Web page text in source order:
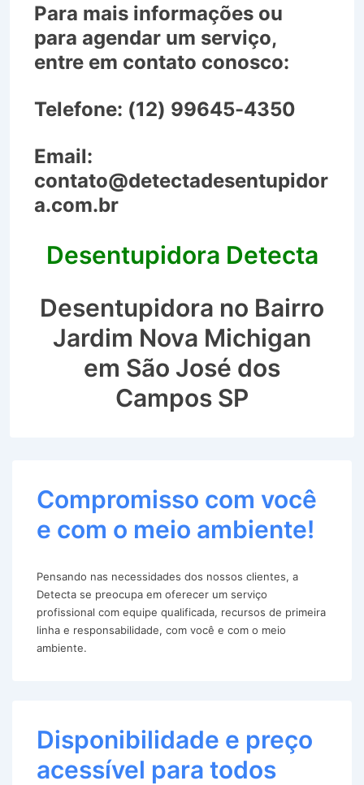
Para mais informações ou
para agendar um serviço,
entre em contato conosco:
Telefone: (12) 99645-4350
Email:
contato@detectadesentupidor
a.com.br
Desentupidora Detecta
Desentupidora no Bairro
Jardim Nova Michigan
em São José dos
Campos SP
Compromisso com você
e com o meio ambiente!
Pensando nas necessidades dos nossos clientes, a
Detecta se preocupa em oferecer um serviço
profissional com equipe qualificada, recursos de primeira
linha e responsabilidade, com você e com o meio
ambiente.
Disponibilidade e preço
acessível para todos